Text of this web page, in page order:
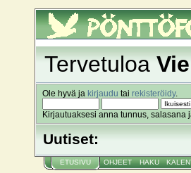
Tervetuloa
Ole hyvä ja kirjaudu tai rekisteröidy.
Kirjautuaksesi anna tunnus, salasana
Uutiset:
ETUSIVU OHJEET HAKU